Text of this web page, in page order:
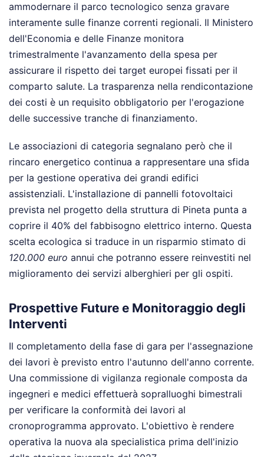
ammodernare il parco tecnologico senza gravare
interamente sulle finanze correnti regionali. Il Ministero
dell'Economia e delle Finanze monitora
trimestralmente l'avanzamento della spesa per
assicurare il rispetto dei target europei fissati per il
comparto salute. La trasparenza nella rendicontazione
dei costi è un requisito obbligatorio per l'erogazione
delle successive tranche di finanziamento.
Le associazioni di categoria segnalano però che il
rincaro energetico continua a rappresentare una sfida
per la gestione operativa dei grandi edifici
assistenziali. L'installazione di pannelli fotovoltaici
prevista nel progetto della struttura di Pineta punta a
coprire il 40% del fabbisogno elettrico interno. Questa
scelta ecologica si traduce in un risparmio stimato di
120.000 euro annui che potranno essere reinvestiti nel
miglioramento dei servizi alberghieri per gli ospiti.
Prospettive Future e Monitoraggio degli
Interventi
Il completamento della fase di gara per l'assegnazione
dei lavori è previsto entro l'autunno dell'anno corrente.
Una commissione di vigilanza regionale composta da
ingegneri e medici effettuerà sopralluoghi bimestrali
per verificare la conformità dei lavori al
cronoprogramma approvato. L'obiettivo è rendere
operativa la nuova ala specialistica prima dell'inizio